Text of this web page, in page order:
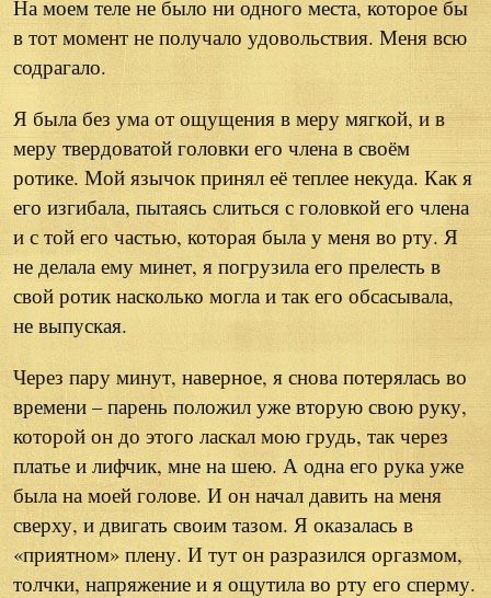
На моем теле не было ни одного места, которое бы
в тот момент не получало удовольствия. Меня всю
содрагало.
Я была без ума от ощущения в меру мягкой, и в
меру твердоватой головки его члена в своём
ротике. Мой язычок принял её теплее некуда. Как я
его изгибала, пытаясь слиться с головкой его члена
и с той его частью, которая была у меня во рту. Я
не делала ему минет, я погрузила его прелесть в
свой ротик насколько могла и так его обсасывала,
не выпуская.
Через пару минут, наверное, я снова потерялась во
времени – парень положил уже вторую свою руку,
которой он до этого ласкал мою грудь, так через
платье и лифчик, мне на шею. А одна его рука уже
была на моей голове. И он начал давить на меня
сверху, и двигать своим тазом. Я оказалась в
«приятном» плену. И тут он разразился оргазмом,
толчки, напряжение и я ощутила во рту его сперму.